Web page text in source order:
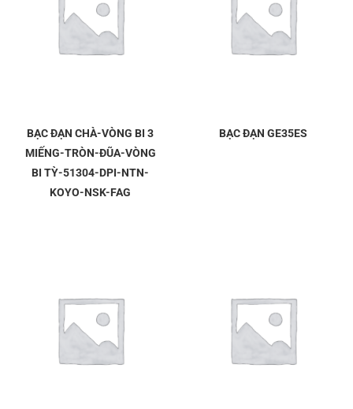
BẠC ĐẠN CHÀ-VÒNG BI 3
MIẾNG-TRÒN-ĐŨA-VÒNG
BI TỲ-51304-DPI-NTN-
KOYO-NSK-FAG
BẠC ĐẠN GE35ES